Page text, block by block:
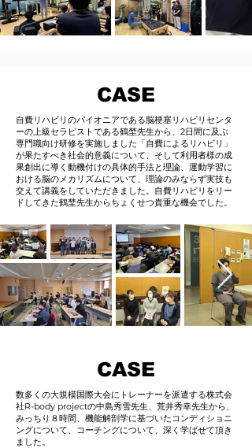
CASE
自費リハビリのパイオニアである脳梗塞リハビリセンタ
ーの上級セラピストである鶴埜先生から、2日間に及ぶ
専門職向け研修を実施しました 「自費によるリハビリ」
が果たすべき社会的意義について、そして利用者様の成
果創出に導く動機付けの具体的手法と理論、運動学習に
おける脳のメカリズムについて、理論のみならず実技も
交えて講義をしていただきました。自費リハビリをリー
ドしてきた鶴埜先生からちょくせつ貴重な機会でした。
CASE
数多くの大規模国際大会にトレーナーを派遣する株式会
社R-body projectの中島秀雪先生、荒井秀幸先生から、
みっちり８時間、機能解剖学に基づいたコンディショニ
ングについて、コーチングについて、深く学ばせて頂き
ました。